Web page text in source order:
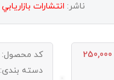
ناشر: انتشارات بازاريابي
250,000
کد محصول:
دسته بندی: